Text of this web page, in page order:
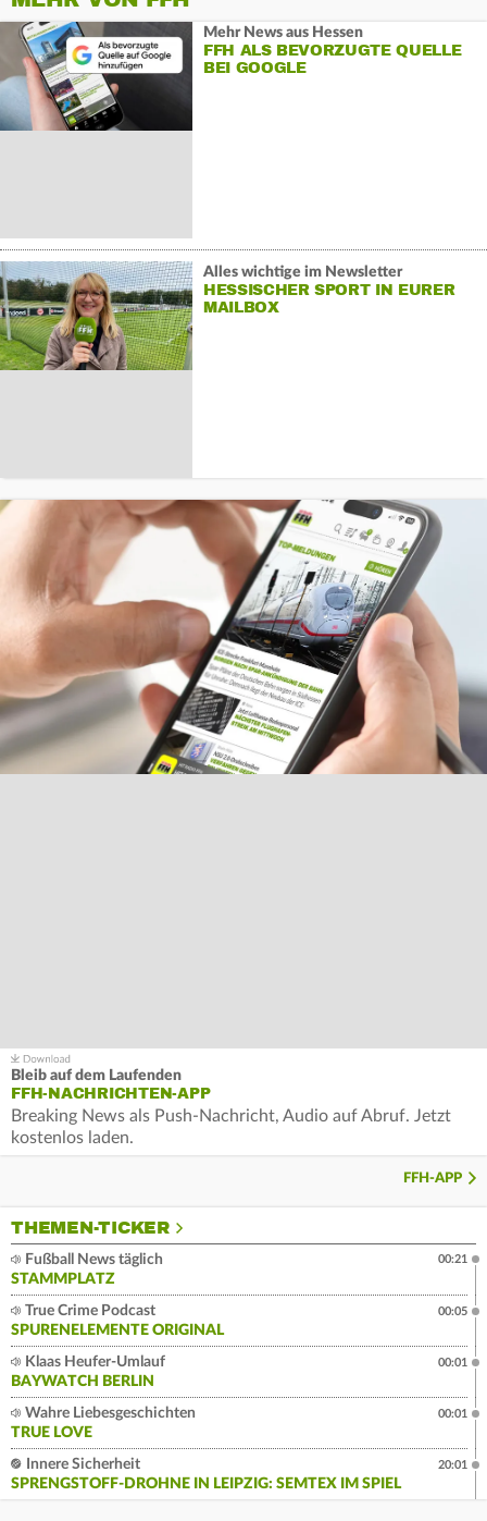
Mehr News aus Hessen
FFH ALS BEVORZUGTE QUELLE
BEI GOOGLE
Alles wichtige im Newsletter
HESSISCHER SPORT IN EURER
MAILBOX
Bleib auf dem Laufenden
FFH-NACHRICHTEN-APP
Breaking News als Push-Nachricht, Audio auf Abruf. Jetzt
kostenlos laden.
FFH-APP
THEMEN-TICKER
Fußball News täglich
STAMMPLATZ
00:21
True Crime Podcast
SPURENELEMENTE ORIGINAL
00:05
Klaas Heufer-Umlauf
BAYWATCH BERLIN
00:01
Wahre Liebesgeschichten
TRUE LOVE
00:01
Innere Sicherheit
SPRENGSTOFF-DROHNE IN LEIPZIG: SEMTEX IM SPIEL
20:01